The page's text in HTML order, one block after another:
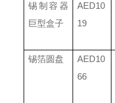
锡制容器
巨型盒子
AED10
19
锡箔圆盘
AED10
66